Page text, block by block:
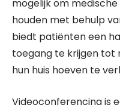
mogelijk om
houden met behulp
biedt patiënten een
toegang te krijgen tot
hun huis hoeven te
Videoconferencing is